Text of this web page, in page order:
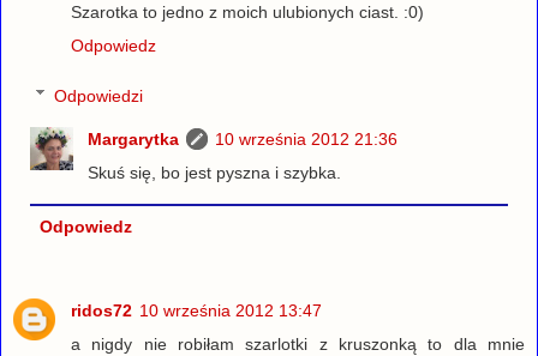
Szarotka to jedno z moich ulubionych ciast. :0)
Odpowiedz
Odpowiedzi
Margarytka
10 września 2012 21:36
Skuś się, bo jest pyszna i szybka.
Odpowiedz
ridos72 10 września 2012 13:47
a nigdy nie robiłam szarlotki z kruszonką to dla mnie